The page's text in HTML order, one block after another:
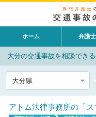
ホーム 弁護
大分の交通事故を相談でき
都道府県
アトム法律事務所の「ス